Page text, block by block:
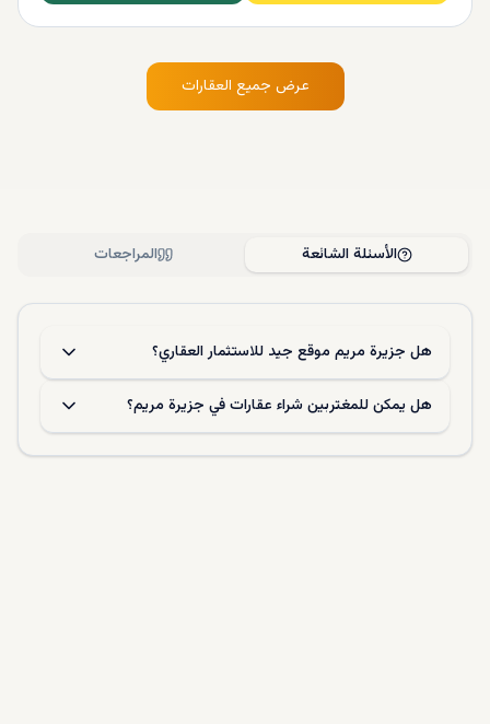
عرض جميع العقارات
الأسئلة الشائعة المراجعات
هل جزيرة مريم موقع جيد للاستثمار العقاري؟
هل يمكن للمغتربين شراء عقارات في جزيرة مريم؟